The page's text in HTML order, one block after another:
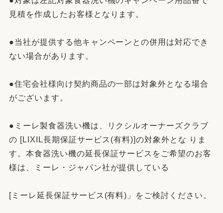
見積を作成したお客様となります。
●当社が提供する他キャンペーンとの併用は対応でき
ない場合があります。
●住宅会社様向け契約商品の一部は対象外となる場合
がございます。
●ミーレ製食器洗い機は、リクシルオーナーズクラブ
の [LIXIL長期保証サービス(有料)]の対象外とな りま
す。本食器洗い機の延長保証サービスをご希望のお客
様は、ミーレ・ジャパン社が提供している
[ミーレ延長保証サービス(有料)」をご検討ください。